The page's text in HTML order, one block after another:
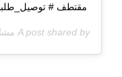
مقتطف #
A post shared by